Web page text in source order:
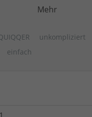
Mehr
unkompliziert
einfach